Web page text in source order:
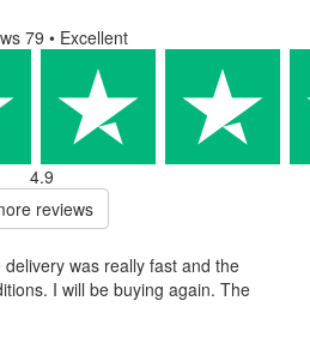
79 • Excellent
4.9
reviews
was really fast and the
I will be buying again. The